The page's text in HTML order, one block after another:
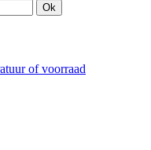
Ok